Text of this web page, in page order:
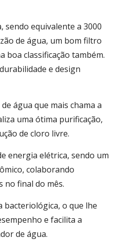
sendo equivalente a 3000
de água, um bom filtro
boa classificação também.
e design
água que mais chama a
uma ótima purificação,
de cloro livre.
energia elétrica, sendo um
colaborando
no final do mês.
bacteriológica, o que lhe
e facilita a
de água.